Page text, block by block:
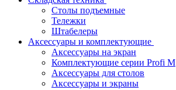
Столы подъемные
Тележки
Штабелеры
Аксессуары и комплектующие
Аксессуары на экран
Комплектующие серии Profi M
Аксессуары для столов
Аксессуары и экраны